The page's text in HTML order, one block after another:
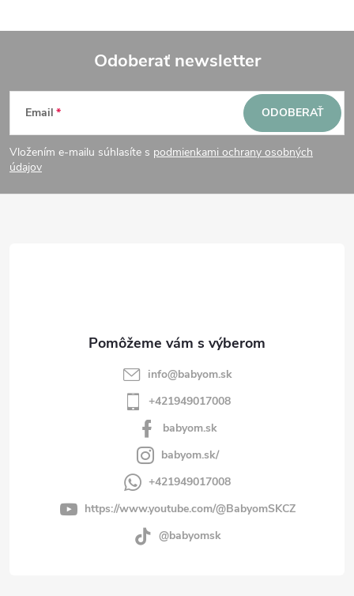
Z
á
p
Odoberať newsletter
Email
Vložením e-mailu súhlasíte s podmienkami ochrany osobných
údajov
ODOBERAŤ
info@babyom.sk
+421949017008
babyom.sk
babyom.sk/
+421949017008
https://www.youtube.com/@BabyomSKCZ
@babyomsk